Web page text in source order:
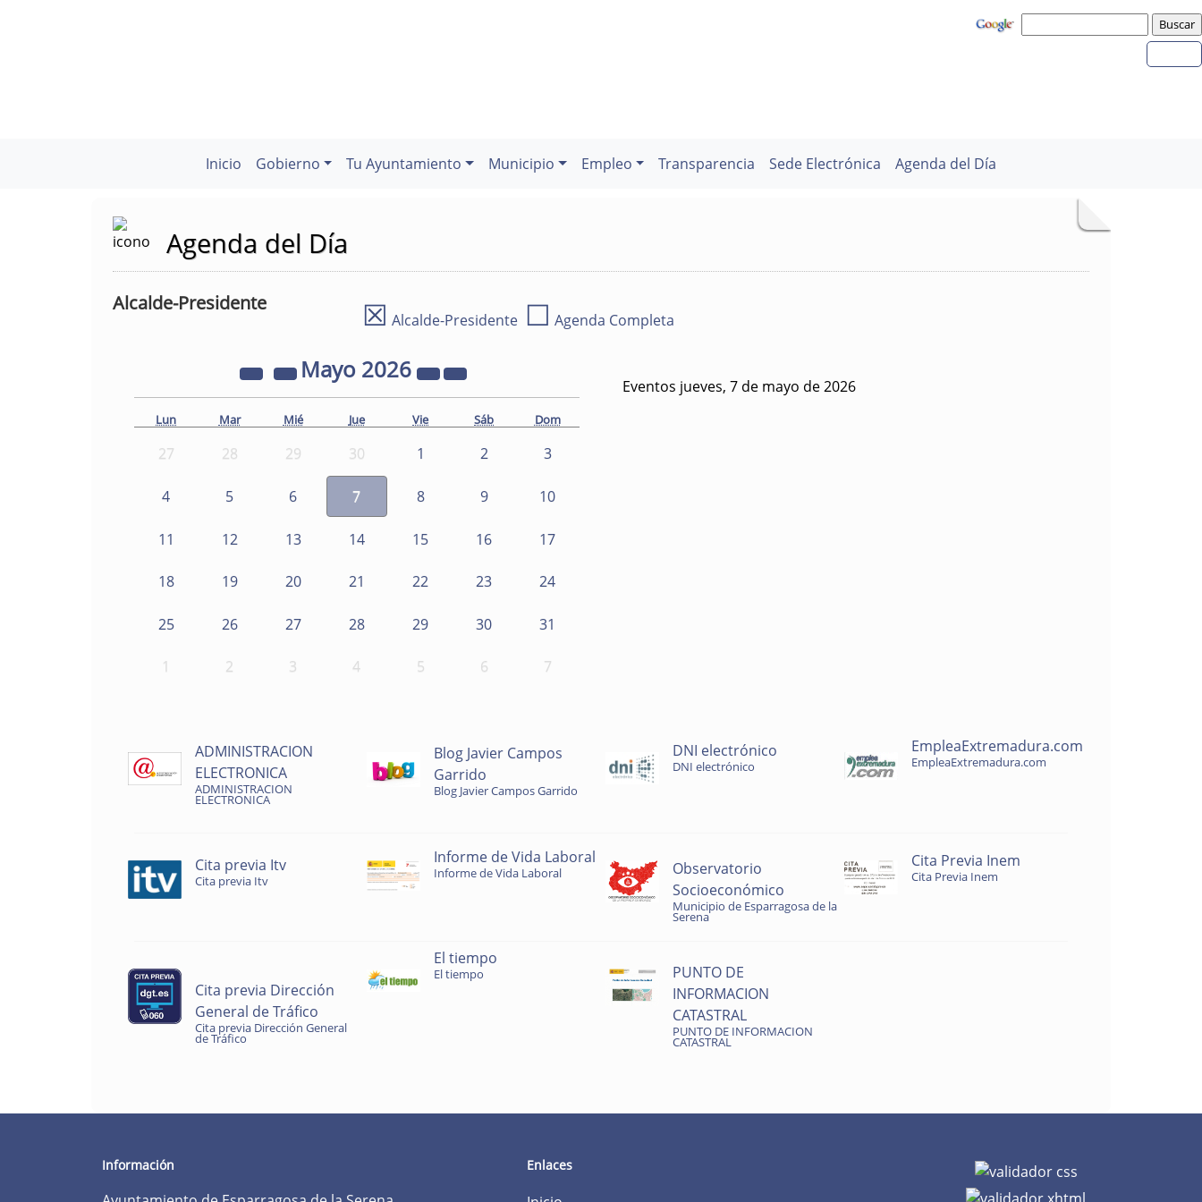
Inicio Gobierno Tu Ayuntamiento Municipio Empleo Transparencia Sede Electrónica Agenda del Día
Agenda del Día
Alcalde-Presidente ☒ Alcalde-Presidente ☐ Agenda Completa
Mayo 2026
Lun Mar Mié Jue Vie Sáb Dom
27 28 29 30 1 2 3
4 5 6 7 8 9 10
11 12 13 14 15 16 17
18 19 20 21 22 23 24
25 26 27 28 29 30 31
1 2 3 4 5 6 7
Eventos jueves, 7 de mayo de 2026
ADMINISTRACION
ELECTRONICA
ADMINISTRACION
ELECTRONICA
Blog Javier Campos
Garrido
Blog Javier Campos Garrido
DNI electrónico
DNI electrónico
EmpleaExtremadura.com
EmpleaExtremadura.com
Cita previa Itv
Cita previa Itv
Informe de Vida Laboral
Informe de Vida Laboral
Observatorio
Socioeconómico
Municipio de Esparragosa de la
Serena
Cita Previa Inem
Cita Previa Inem
Cita previa Dirección
General de Tráfico
Cita previa Dirección General
de Tráfico
El tiempo
El tiempo
PUNTO DE
INFORMACION
CATASTRAL
PUNTO DE INFORMACION
CATASTRAL
Información Enlaces